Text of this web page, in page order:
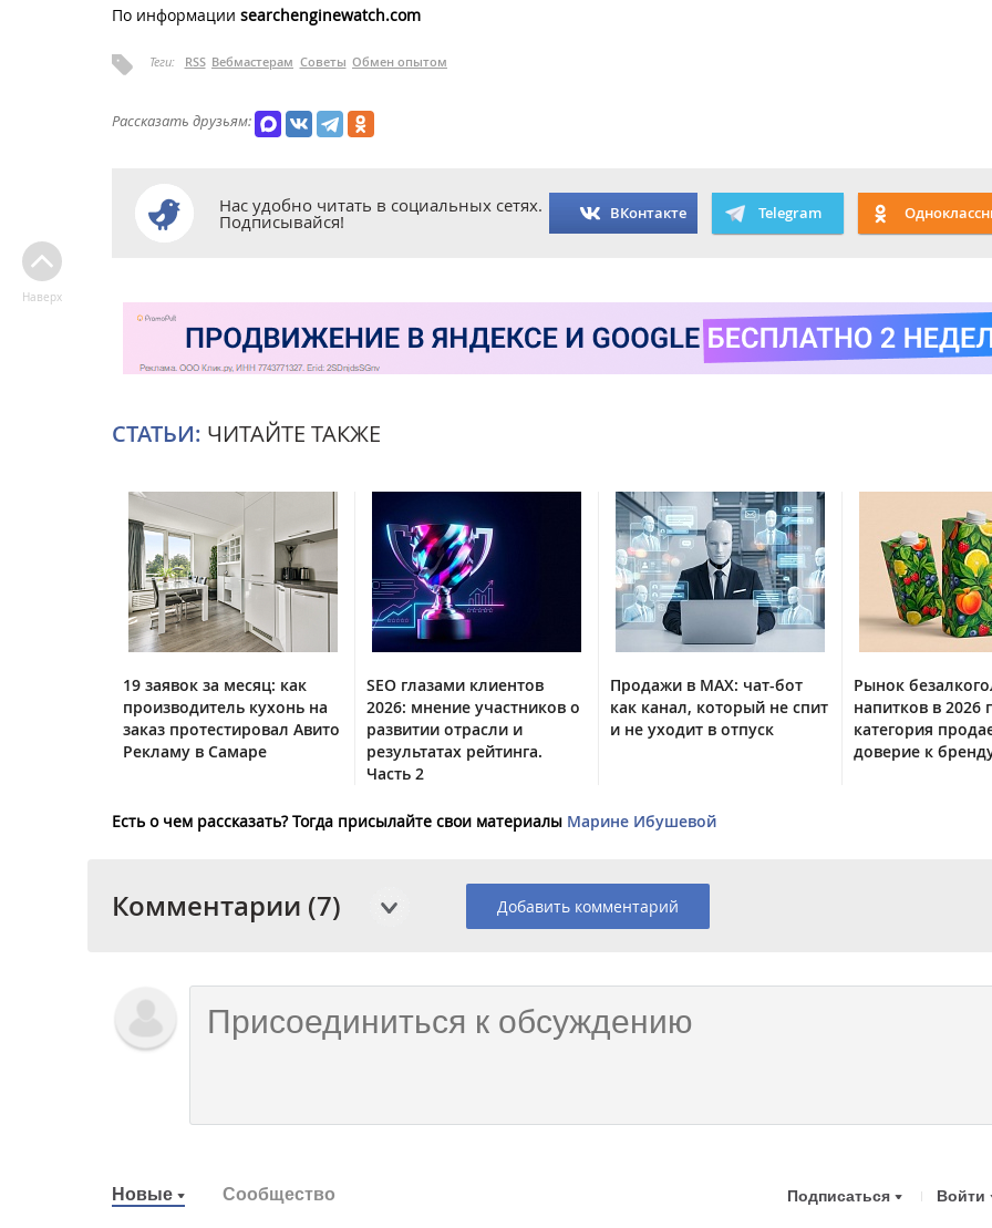
По информации searchenginewatch.com
Теги: RSS Вебмастерам Советы Обмен опытом
Рассказать друзьям:
Нас удобно читать в социальных сетях.
Подписывайся! ВКонтакте Telegram
СТАТЬИ: ЧИТАЙТЕ ТАКЖЕ
19 заявок за месяц: как
производитель кухонь на
заказ протестировал Авито
Рекламу в Самаре
SEO глазами клиентов
2026: мнение участников о
развитии отрасли и
результатах рейтинга.
Часть 2
Продажи в MAX: чат-бот
как канал, который не спит
и не уходит в отпуск
Рынок
напитков в 2026
категория
доверие к
Есть о чем рассказать? Тогда присылайте свои материалы Марине Ибушевой
Комментарии (7) Добавить комментарий
Новые Сообщество Подписаться Войти
Наверх